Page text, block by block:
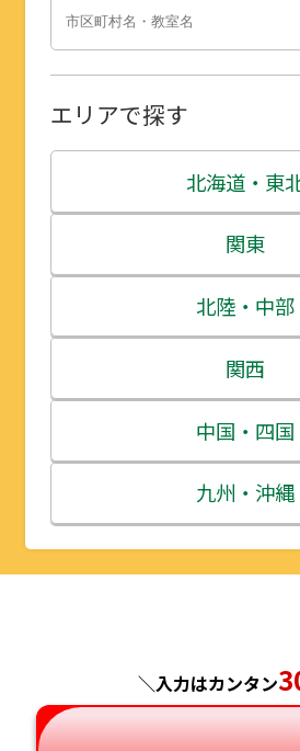
エリアで探す
北海道・東
北海道
青森県
岩手県
宮城県
秋田県
山形県
関東
茨城県
栃木県
群馬県
埼玉県
千葉県
神奈川県
北陸・中部
新潟県
富山県
石川県
福井県
長野県
岐阜県
関西
三重県
滋賀県
京都府
兵庫県
奈良県
中国・四国
鳥取県
島根県
広島県
山口県
九州・沖縄
福岡県
長崎県
熊本県
＼入力はカンタン